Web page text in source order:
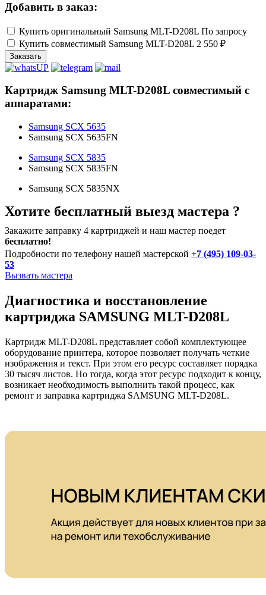
Добавить в заказ:
Купить оригинальный Samsung MLT-D208L По запросу
Купить совместимый Samsung MLT-D208L 2 550 ₽
Заказать
Картридж Samsung MLT-D208L совместимый с
аппаратами:
Samsung SCX 5635
Samsung SCX 5635FN
Samsung SCX 5835
Samsung SCX 5835FN
Samsung SCX 5835NX
Хотите бесплатный выезд мастера ?
Закажите заправку 4 картриджей и наш мастер поедет
бесплатно!
Подробности по телефону нашей мастерской +7 (495) 109-03-
53
Вызвать мастера
Диагностика и восстановление
картриджа SAMSUNG MLT-D208L
Картридж MLT-D208L представляет собой комплектующее
оборудование принтера, которое позволяет получать четкие
изображения и текст. При этом его ресурс составляет порядка
30 тысяч листов. Но тогда, когда этот ресурс подходит к концу,
возникает необходимость выполнить такой процесс, как
ремонт и заправка картриджа SAMSUNG MLT-D208L.